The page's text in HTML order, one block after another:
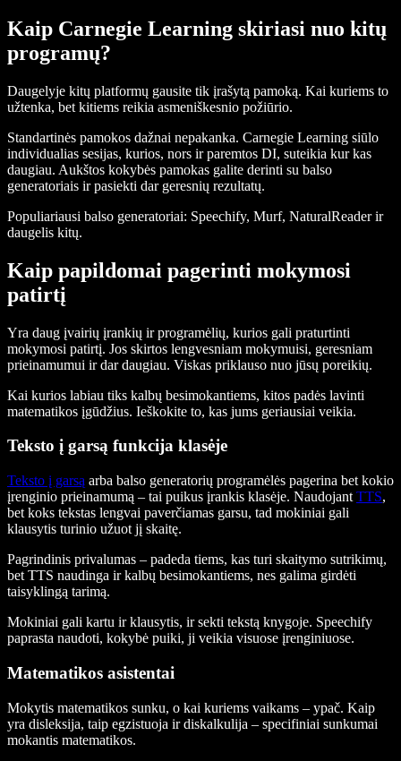
Kaip Carnegie Learning skiriasi nuo kitų
programų?
Daugelyje kitų platformų gausite tik įrašytą pamoką. Kai kuriems to
užtenka, bet kitiems reikia asmeniškesnio požiūrio.
Standartinės pamokos dažnai nepakanka. Carnegie Learning siūlo
individualias sesijas, kurios, nors ir paremtos DI, suteikia kur kas
daugiau. Aukštos kokybės pamokas galite derinti su balso
generatoriais ir pasiekti dar geresnių rezultatų.
Populiariausi balso generatoriai: Speechify, Murf, NaturalReader ir
daugelis kitų.
Kaip papildomai pagerinti mokymosi
patirtį
Yra daug įvairių įrankių ir programėlių, kurios gali praturtinti
mokymosi patirtį. Jos skirtos lengvesniam mokymuisi, geresniam
prieinamumui ir dar daugiau. Viskas priklauso nuo jūsų poreikių.
Kai kurios labiau tiks kalbų besimokantiems, kitos padės lavinti
matematikos įgūdžius. Ieškokite to, kas jums geriausiai veikia.
Teksto į garsą funkcija klasėje
Teksto į garsą arba balso generatorių programėlės pagerina bet kokio
įrenginio prieinamumą – tai puikus įrankis klasėje. Naudojant TTS,
bet koks tekstas lengvai paverčiamas garsu, tad mokiniai gali
klausytis turinio užuot jį skaitę.
Pagrindinis privalumas – padeda tiems, kas turi skaitymo sutrikimų,
bet TTS naudinga ir kalbų besimokantiems, nes galima girdėti
taisyklingą tarimą.
Mokiniai gali kartu ir klausytis, ir sekti tekstą knygoje. Speechify
paprasta naudoti, kokybė puiki, ji veikia visuose įrenginiuose.
Matematikos asistentai
Mokytis matematikos sunku, o kai kuriems vaikams – ypač. Kaip
yra disleksija, taip egzistuoja ir diskalkulija – specifiniai sunkumai
mokantis matematikos.